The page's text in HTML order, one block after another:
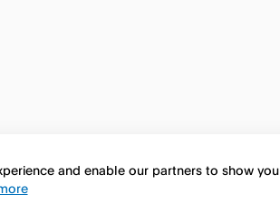
and enable our partners to show you